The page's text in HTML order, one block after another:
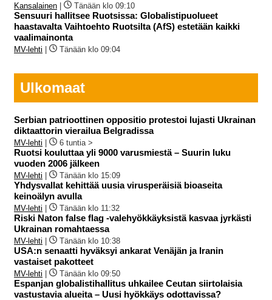
Kansalainen Tänään klo 09:10
Sensuuri hallitsee Ruotsissa: Globalistipuolueet
haastavalta Vaihtoehto Ruotsilta (AfS) estetään kaikki
vaalimainonta
MV-lehti Tänään klo 09:04
Ulkomaat
Serbian patrioottinen oppositio protestoi lujasti Ukrainan
diktaattorin vierailua Belgradissa
MV-lehti 6 tuntia >
Ruotsi kouluttaa yli 9000 varusmiestä – Suurin luku
vuoden 2006 jälkeen
MV-lehti Tänään klo 15:09
Yhdysvallat kehittää uusia virusperäisiä bioaseita
keinoälyn avulla
MV-lehti Tänään klo 11:32
Riski Naton false flag -valehyökkäyksistä kasvaa jyrkästi
Ukrainan romahtaessa
MV-lehti Tänään klo 10:38
USA:n senaatti hyväksyi ankarat Venäjän ja Iranin
vastaiset pakotteet
MV-lehti Tänään klo 09:50
Espanjan globalistihallitus uhkailee Ceutan siirtolaisia
vastustavia alueita – Uusi hyökkäys odottavissa?